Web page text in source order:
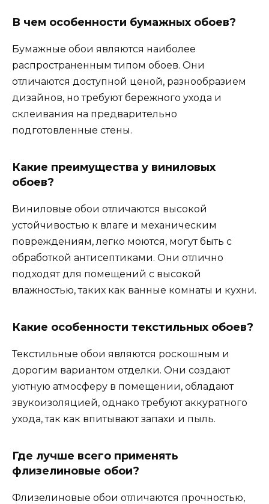
В чем особенности бумажных обоев?
Бумажные обои являются наиболее
распространенным типом обоев. Они
отличаются доступной ценой, разнообразием
дизайнов, но требуют бережного ухода и
склеивания на предварительно
подготовленные стены.
Какие преимущества у виниловых
обоев?
Виниловые обои отличаются высокой
устойчивостью к влаге и механическим
повреждениям, легко моются, могут быть с
обработкой антисептиками. Они отлично
подходят для помещений с высокой
влажностью, таких как ванные комнаты и кухни.
Какие особенности текстильных обоев?
Текстильные обои являются роскошным и
дорогим вариантом отделки. Они создают
уютную атмосферу в помещении, обладают
звукоизоляцией, однако требуют аккуратного
ухода, так как впитывают запахи и пыль.
Где лучше всего применять
флизелиновые обои?
Флизелиновые обои отличаются прочностью,